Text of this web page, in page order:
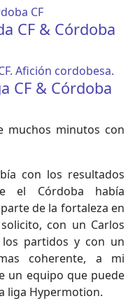
CF & Córdoba
CF & Córdoba
muchos minutos con
con los resultados
el Córdoba había
de la fortaleza en
con un Carlos
partidos y con un
coherente, a mi
un equipo que puede
liga Hypermotion.